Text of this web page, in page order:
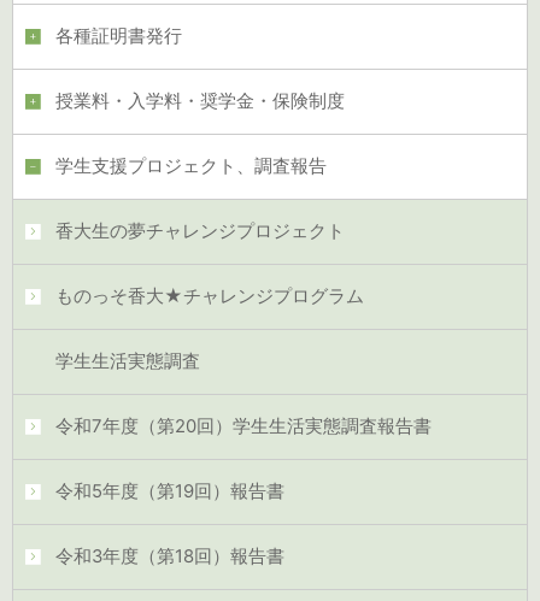
各種証明書発行
授業料・入学料・奨学金・保険制度
学生支援プロジェクト、調査報告
香大生の夢チャレンジプロジェクト
ものっそ香大★チャレンジプログラム
学生生活実態調査
令和7年度（第20回）学生生活実態調査報告書
令和5年度（第19回）報告書
令和3年度（第18回）報告書